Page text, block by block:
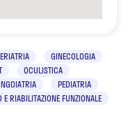
GINECOLOGIA
OCULISTICA
PEDIATRIA
E RIABILITAZIONE FUNZIONALE